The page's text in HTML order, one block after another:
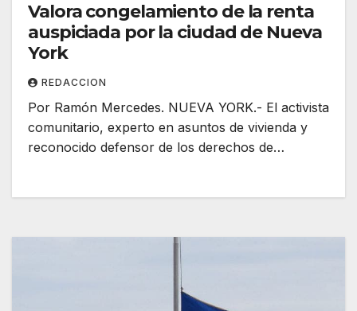
Valora congelamiento de la renta
auspiciada por la ciudad de Nueva
York
REDACCION
Por Ramón Mercedes. NUEVA YORK.- El activista
comunitario, experto en asuntos de vivienda y
reconocido defensor de los derechos de…